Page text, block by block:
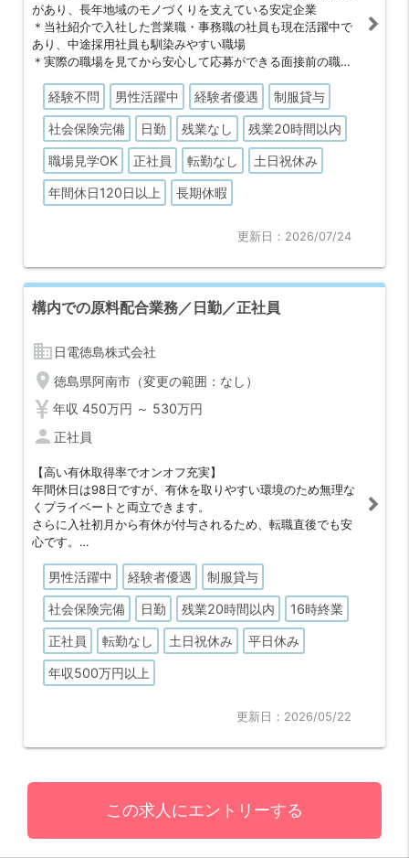
があり、長年地域のモノづくりを支えている安定企業
＊当社紹介で入社した営業職・事務職の社員も現在活躍中で
あり、中途採用社員も馴染みやすい職場
＊実際の職場を見てから安心して応募ができる面接前の職場
＊コミュニケーションを大切にする風土で、先輩のサポート
を受けながら加工技術を身につけられる環境
経験不問 男性活躍中 経験者優遇 制服貸与
社会保険完備 日勤 残業なし 残業20時間以内
職場見学OK 正社員 転勤なし 土日祝休み
年間休日120日以上 長期休暇
更新日：2026/07/24
構内での原料配合業務／日勤／正社員
business 日電徳島株式会社
location_on徳島県阿南市（変更の範囲：なし）
年収 450万円 ～ 530万円
person正社員
【高い有休取得率でオンオフ充実】
年間休日は98日ですが、有休を取りやすい環境のため無理な
くプライベートと両立できます。
さらに入社初月から有休が付与されるため、転職直後でも安
心です。
【自己負担ゼロで資格取得】
業務に必要な専門資格は、すべて会社負担で取得可能です。
働きながら着実にスキルアップができ、自身の市場価値を高
めていける環境が整っています。
男性活躍中 経験者優遇 制服貸与
社会保険完備 日勤 残業20時間以内 16時終業
正社員 転勤なし 土日祝休み 平日休み
年収500万円以上
更新日：2026/05/22
この求人にエントリーする